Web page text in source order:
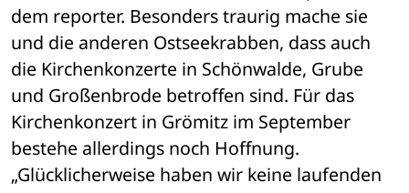
dem reporter. Besonders traurig mache sie
und die anderen Ostseekrabben, dass auch
die Kirchenkonzerte in Schönwalde, Grube
und Großenbrode betroffen sind. Für das
Kirchenkonzert in Grömitz im September
bestehe allerdings noch Hoffnung.
„Glücklicherweise haben wir keine laufenden